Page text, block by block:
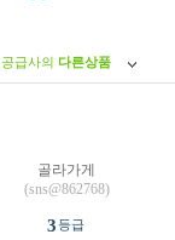
공급사의 다른상품
골라가게
(sns@862768)
3등급